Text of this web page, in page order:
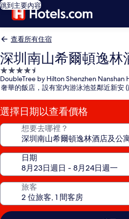
跳到主要內容
查看所有住宿
深圳南山希爾頓逸林
4.5
星
級
住
宿
DoubleTree by Hilton Shenzhen Nanshan
奢華的飯店，設有室內游泳池並鄰近新安
選擇日期以查看價格
想要去哪裡？
日期
旅客